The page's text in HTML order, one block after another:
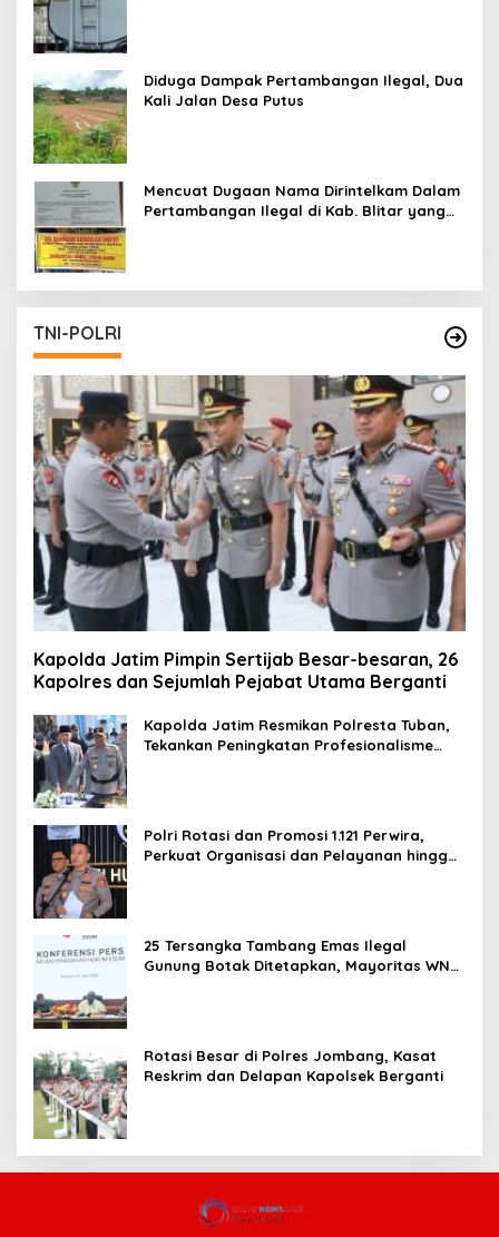
Diduga Dampak Pertambangan Ilegal, Dua
Kali Jalan Desa Putus
Mencuat Dugaan Nama Dirintelkam Dalam
Pertambangan Ilegal di Kab. Blitar yang
TNI-POLRI
Kapolda Jatim Pimpin Sertijab Besar-besaran, 26
Kapolres dan Sejumlah Pejabat Utama Berganti
Kapolda Jatim Resmikan Polresta Tuban,
Tekankan Peningkatan Profesionalisme
Polri Rotasi dan Promosi 1.121 Perwira,
Perkuat Organisasi dan Pelayanan hingga
25 Tersangka Tambang Emas Ilegal
Gunung Botak Ditetapkan, Mayoritas WN
Rotasi Besar di Polres Jombang, Kasat
Reskrim dan Delapan Kapolsek Berganti